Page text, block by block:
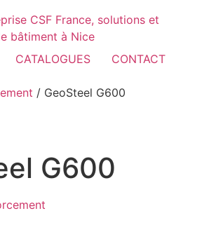
CATALOGUES CONTACT
/ GeoSteel G600
G600